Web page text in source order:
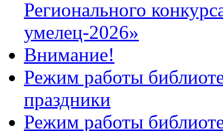
Регионального
умелец-2026»
Внимание!
Режим работы
праздники
Режим работы